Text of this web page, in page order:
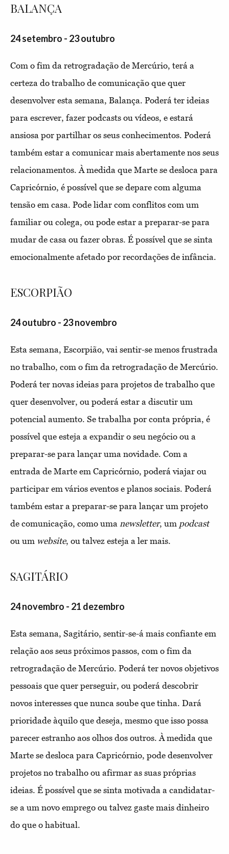
BALANÇA
24 setembro - 23 outubro
Com o fim da retrogradação de Mercúrio, terá a
certeza do trabalho de comunicação que quer
desenvolver esta semana, Balança. Poderá ter ideias
para escrever, fazer podcasts ou vídeos, e estará
ansiosa por partilhar os seus conhecimentos. Poderá
também estar a comunicar mais abertamente nos seus
relacionamentos. À medida que Marte se desloca para
Capricórnio, é possível que se depare com alguma
tensão em casa. Pode lidar com conflitos com um
familiar ou colega, ou pode estar a preparar-se para
mudar de casa ou fazer obras. É possível que se sinta
emocionalmente afetado por recordações de infância.
ESCORPIÃO
24 outubro - 23 novembro
Esta semana, Escorpião, vai sentir-se menos frustrada
no trabalho, com o fim da retrogradação de Mercúrio.
Poderá ter novas ideias para projetos de trabalho que
quer desenvolver, ou poderá estar a discutir um
potencial aumento. Se trabalha por conta própria, é
possível que esteja a expandir o seu negócio ou a
preparar-se para lançar uma novidade. Com a
entrada de Marte em Capricórnio, poderá viajar ou
participar em vários eventos e planos sociais. Poderá
também estar a preparar-se para lançar um projeto
de comunicação, como uma newsletter, um podcast
ou um website, ou talvez esteja a ler mais.
SAGITÁRIO
24 novembro - 21 dezembro
Esta semana, Sagitário, sentir-se-á mais confiante em
relação aos seus próximos passos, com o fim da
retrogradação de Mercúrio. Poderá ter novos objetivos
pessoais que quer perseguir, ou poderá descobrir
novos interesses que nunca soube que tinha. Dará
prioridade àquilo que deseja, mesmo que isso possa
parecer estranho aos olhos dos outros. À medida que
Marte se desloca para Capricórnio, pode desenvolver
projetos no trabalho ou afirmar as suas próprias
ideias. É possível que se sinta motivada a candidatar-
se a um novo emprego ou talvez gaste mais dinheiro
do que o habitual.